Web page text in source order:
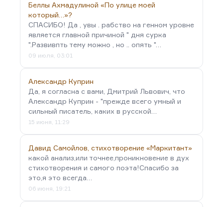
Беллы Ахмадулиной «По улице моей
который…»?
СПАСИБО! Да , увы . рабство на генном уровне
является главной причиной " дня сурка
".Развивпть тему можно , но .. опять "…
09 июля, 03:01
Александр Куприн
Да, я согласна с вами, Дмитрий Львович, что
Александр Куприн - "прежде всего умный и
сильный писатель, каких в русской…
15 июня, 11:29
Давид Самойлов, стихотворение «Маркитант»
какой анализ,или точнее,проникновение в дух
стихотворения и самого поэта!Спасибо за
это,я это всегда…
06 июня, 19:21